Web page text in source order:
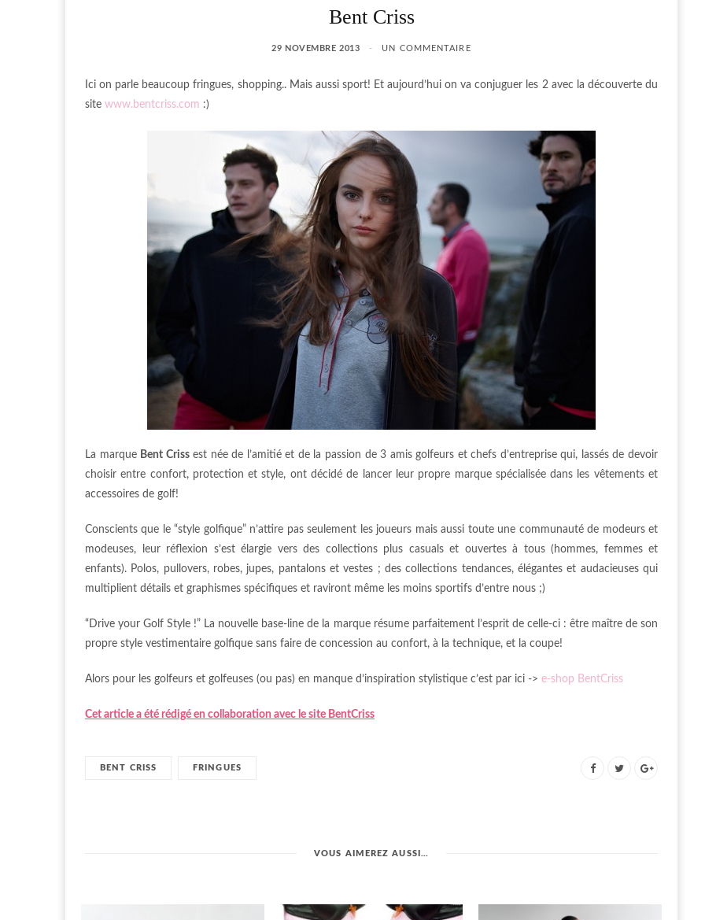
Bent Criss
29 NOVEMBRE 2013 UN COMMENTAIRE
Ici on parle beaucoup fringues, shopping.. Mais aussi sport! Et aujourd’hui on va conjuguer les 2 avec la découverte du
site www.bentcriss.com :)
La marque Bent Crissest née de l’amitié et de la passion de 3 amis golfeurs et chefs d’entreprise qui, lassés de devoir
choisir entre confort, protection et style, ont décidé de lancer leur propre marque spécialisée dans les vêtements et
accessoires de golf!
Conscients que le “style golfique” n’attire pas seulement les joueurs mais aussi toute une communauté de modeurs et
modeuses, leur réflexion s’est élargie vers des collections plus casuals et ouvertes à tous (hommes, femmes et
enfants). Polos, pullovers, robes, jupes, pantalons et vestes ; des collections tendances, élégantes et audacieuses qui
multiplient détails et graphismes spécifiques et raviront même les moins sportifs d’entre nous ;)
“Drive your Golf Style !” La nouvelle base-line de la marque résume parfaitement l’esprit de celle-ci : être maître de son
propre style vestimentaire golfique sans faire de concession au confort, à la technique, et la coupe!
Alors pour les golfeurs et golfeuses (ou pas) en manque d’inspiration stylistique c’est par ici -> e-shop BentCriss
Cet article a été rédigé en collaboration avec le site BentCriss
BENT CRISS FRINGUES
VOUS AIMEREZ AUSSI…